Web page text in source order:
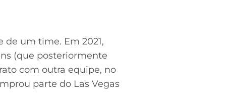
de um time. Em 2021,
(que posteriormente
com outra equipe, no
parte do Las Vegas